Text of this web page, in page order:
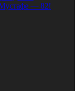
Мустафе — 82!